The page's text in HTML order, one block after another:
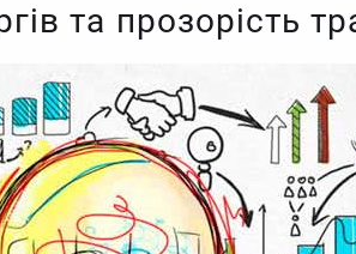
та прозорість